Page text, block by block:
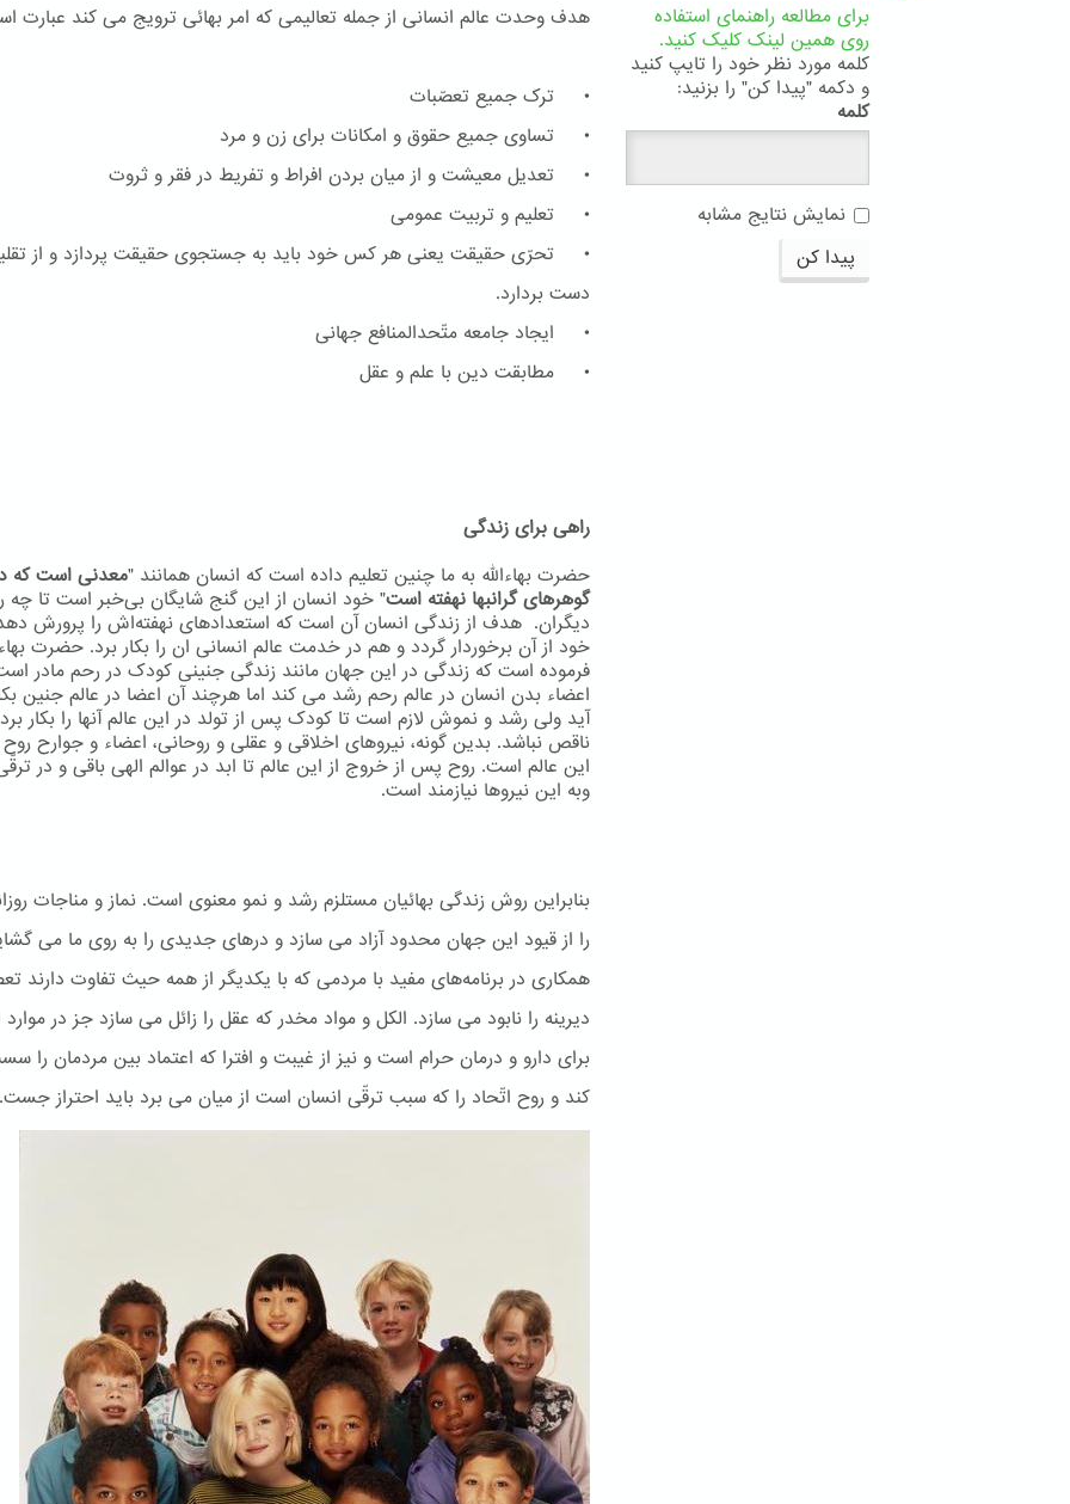
هدف وحدت عالم انسانی از جمله تعالیمی که امر بهائی ترویج می کند عبارت
• ترک جمیع تعصّبات
• تساوی جمیع حقوق و امکانات برای زن و مرد
• تعدیل معیشت و از میان بردن افراط و تفریط در فقر و ثروت
• تعلیم و تربیت عمومی
• تحرّی حقیقت یعنی هر کس خود باید به جستجوی حقیقت پردازد و از
دست بردارد.
• ایجاد جامعه متّحدالمنافع جهانی
• مطابقت دین با علم و عقل
راهی برای زندگی
حضرت بهاءاللّه به ما چنین تعلیم داده است که انسان همانند "معدنی است که
گوهرهای گرانبها نهفته است" خود انسان از این گنج شایگان بی‌خبر است تا چه
دیگران. هدف از زندگی انسان آن است که استعدادهای نهفته‌اش را پرورش
خود از آن برخوردار گردد و هم در خدمت عالم انسانی ان را بکار برد. حضرت
فرموده است که زندگی در این جهان مانند زندگی جنینی کودک در رحم مادر
اعضاء بدن انسان در عالم رحم رشد می کند اما هرچند آن اعضا در عالم جنین
آید ولی رشد و نموش لازم است تا کودک پس از تولد در این عالم آنها را بکار
ناقص نباشد. بدین گونه، نیروهای اخلاقی و عقلی و روحانی، اعضاء و جوارح روح
این عالم است. روح پس از خروج از این عالم تا ابد در عوالم الهی باقی و در
وبه اين نيروها نيازمند است.
بنابراین روش زندگی بهائیان مستلزم رشد و نمو معنوی است. نماز و مناجات
را از قیود این جهان محدود آزاد می سازد و درهای جدیدی را به روی ما می
همکاری در برنامه‌های مفید با مردمی که با یکدیگر از همه حیث تفاوت دارند
دیرینه را نابود می سازد. الكل و مواد مخدر که عقل را زائل می سازد جز در موارد
برای دارو و درمان حرام است و نیز از غیبت و افترا که اعتماد بین مردمان را
کند و روح اتّحاد را که سبب ترقّی انسان است از میان می برد باید احتراز جست.
برای مطالعه راهنمای استفاده
روی همین لینک کلیک کنید.
کلمه مورد نظر خود را تایپ کنید
و دکمه "پیدا کن" را بزنید:
کلمه
نمایش نتایج مشابه
پیدا کن